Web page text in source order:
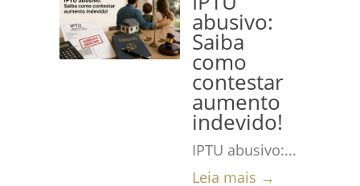
abusivo:
Saiba
como
contestar
aumento
indevido!
IPTU abusivo:...
Leia mais →